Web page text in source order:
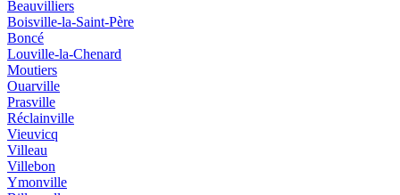
Beauvilliers
Boisville-la-Saint-Père
Boncé
Louville-la-Chenard
Moutiers
Ouarville
Prasville
Réclainville
Vieuvicq
Villeau
Villebon
Ymonville